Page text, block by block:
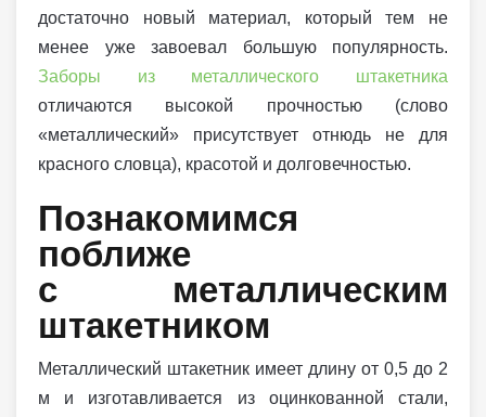
достаточно новый материал, который тем не
менее уже завоевал большую популярность.
Заборы из металлического штакетника
отличаются высокой прочностью (слово
«металлический» присутствует отнюдь не для
красного словца), красотой и долговечностью.
Познакомимся
поближе
с металлическим
штакетником
Металлический штакетник имеет длину от 0,5 до 2
м и изготавливается из оцинкованной стали,